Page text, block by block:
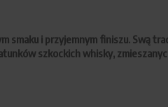
smaku i przyjemnym finiszu. Swą
szkockich whisky,